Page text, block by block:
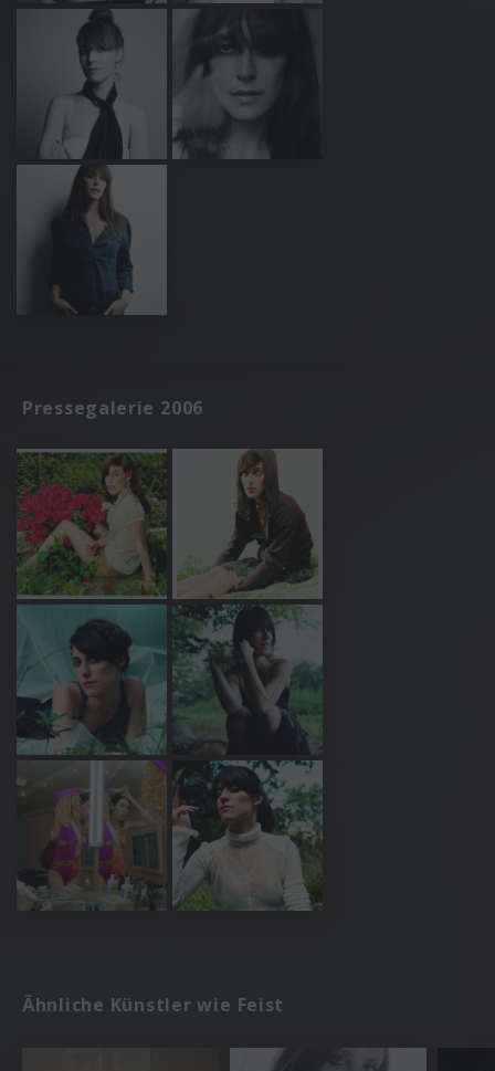
Pressegalerie 2006
Ähnliche Künstler wie Feist